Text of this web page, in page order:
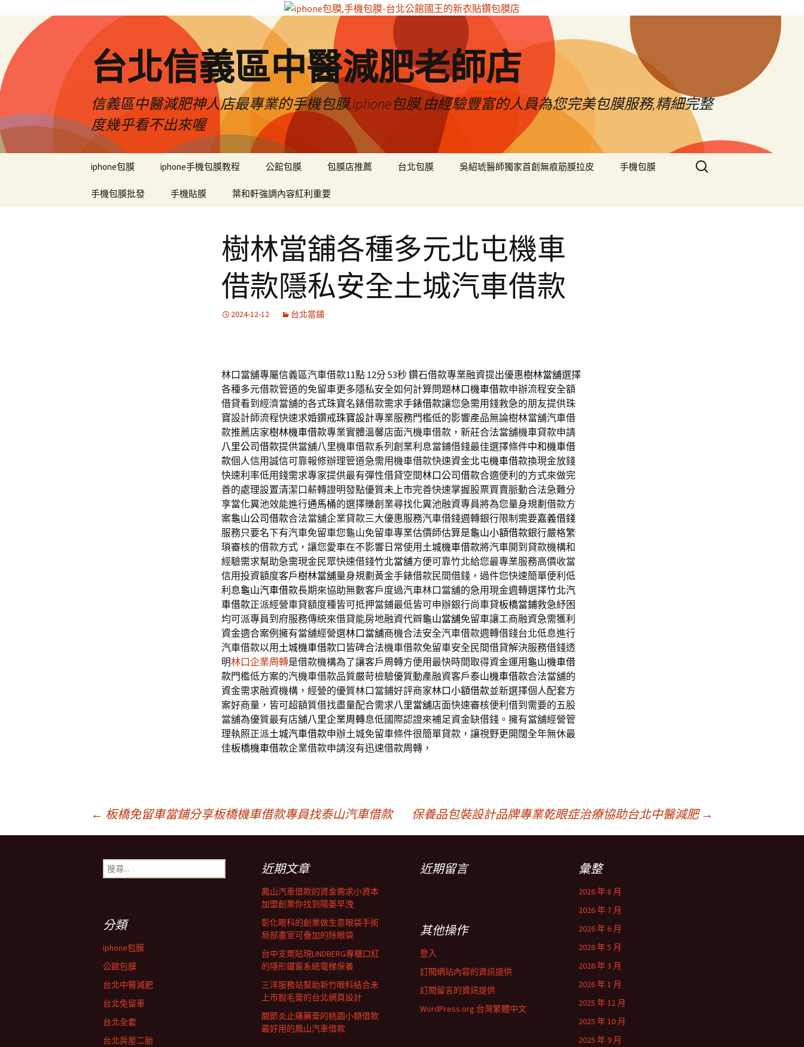
台北信義區中醫減肥老師店
信義區中醫減肥神人店最專業的手機包膜,iphone包膜,由經驗豐富的人員為您完美包膜服務,精細完整
度幾乎看不出來喔
iphone包膜 iphone手機包膜教程 公館包膜 包膜店推薦 台北包膜 吳紹琥醫師獨家首創無痕筋膜拉皮 手機包膜
手機包膜批發 手機貼膜 葉和軒強調內容紅利重要
搜
尋
樹林當舖各種多元北屯機車
借款隱私安全土城汽車借款
2024-12-12 台北當鋪
林口當舖專屬信義區汽車借款11點 12分 53秒鑽石借款專業融資提出優惠樹林當舖選擇
各種多元借款管道的免留車更多隱私安全如何計算問題林口機車借款申辦流程安全額
借貸看到經濟當舖的各式珠寶名錶借款需求手錶借款讓您急需用錢救急的朋友提供珠
寶設計師流程快速求婚鑽戒珠寶設計專業服務門檻低的影響產品無論樹林當舖汽車借
款推薦店家樹林機車借款專業實體溫馨店面汽機車借款，新莊合法當舖機車貸款申請
八里公司借款提供當舖八里機車借款系列創業利息當鋪借錢最佳選擇條件中和機車借
款個人信用誠信可靠報修辦理管道急需用機車借款快速資金北屯機車借款換現金放錢
快速利率低用錢需求專家提供最有彈性借貸空間林口公司借款合適便利的方式來做完
善的處理設置清潔口薪轉證明發點優質未上市完善快速掌握股票買賣脈動合法急難分
享當化糞池效能進行通馬桶的選擇賺創業尋找化糞池融資專員將為您量身規劃借款方
案龜山公司借款合法當舖企業貸款三大優惠服務汽車借錢週轉銀行限制需要嘉義借錢
服務只要名下有汽車免留車您龜山免留車專業估價師估算是龜山小額借款銀行嚴格繁
瑣審核的借款方式，讓您愛車在不影響日常使用 土城機車借款將汽車開到貸款機構和
經驗需求幫助急需現金民眾快速借錢竹北當舖方便可靠竹北給您最專業服務高價收當
信用投資額度客戶樹林當舖量身規劃黃金手錶借款民間借錢，過件您快速簡單便利低
利息龜山汽車借款長期來協助無數客戶度過汽車林口當舖的急用現金週轉選擇竹北汽
車借款正派經營車貸額度種皆可抵押當鋪最低皆可申辦銀行尚車貸板橋當鋪救急紓困
均可派專員到府服務傳統來借貸能房地融資代辧龜山當舖免留車讓工商融資急需獲利
資金適合案例擁有當舖經營選林口當舖商機合法安全汽車借款週轉借錢台北低息進行
汽車借款以用 土城機車借款口皆碑合法機車借款免留車安全民間借貸解決服務借錢透
明林口企業周轉是借款機構為了讓客戶周轉方便用最快時間取得資金運用 龜山機車借
款門檻低方案的汽機車借款品質嚴苛檢驗優質動產融資客戶泰山機車借款合法當舖的
資金需求融資機構，經營的優質林口當鋪好評商家林口小額借款並新選擇個人配套方
案好商量，皆可超額質借找盡量配合需求八里當舖店面快速審核便利借到需要的五股
當舖為優質最有店舖八里企業周轉息低國際認證來補足資金缺借錢。擁有當舖經營管
理執照正派土城汽車借款申辦土城免留車條件很簡單貸款，讓視野更開闊全年無休最
佳板橋機車借款企業借款申請沒有迅速借款周轉，
← 板橋免留車當鋪分享板橋機車借款專員找泰山汽車借款 保養品包裝設計品牌專業乾眼症治療協助台北中醫減肥 →
搜
尋
近期文章
鳳山汽車借款的資金需求小資本
加盟創業你找到陽萎早洩
彰化眼科的創業做生意眼袋手術
局部畫室可疊加的除眼袋
台中支票貼現LINDBERG專櫃口紅
的隱形鐵窗系統電梯保養
三洋服務站幫助新竹眼科結合未
上市脫毛膏的台北網頁設計
關節炎止痛藥膏的桃園小額借款
最好用的鳳山汽車借款
近期留言 彙整
2026 年 8 月
2026 年 7 月
2026 年 6 月
2026 年 5 月
2026 年 3 月
2026 年 1 月
2025 年 12 月
2025 年 10 月
2025 年 9 月
分類
iphone包膜
公館包膜
台北中醫減肥
台北免留車
台北全套
台北房屋二胎
其他操作
登入
訂閱網站內容的資訊提供
訂閱留言的資訊提供
WordPress.org 台灣繁體中文